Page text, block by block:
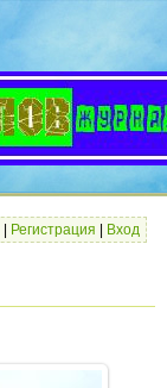
Регистрация Вход